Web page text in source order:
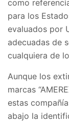
como
para los
evaluados por
adecuadas de
cualquiera de
Aunque los
marcas
estas
abajo la